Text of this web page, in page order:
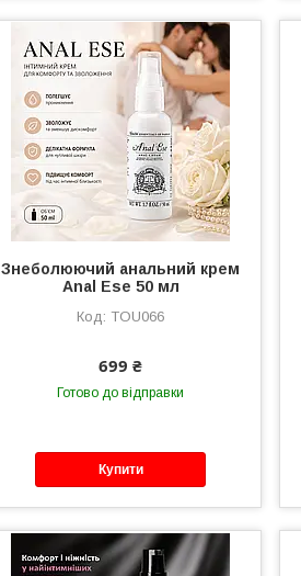
Знеболюючий анальний крем
Anal Ese 50 мл
TOU066
699 ₴
Готово до відправки
Купити